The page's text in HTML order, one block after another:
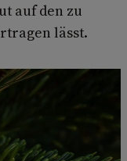
auf den zu
lässt.